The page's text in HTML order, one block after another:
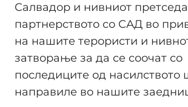
Салвадор и нивниот
партнерството со САД во
на нашите терористи и
затворање за да се соочат со
последиците од насилството
направиле во нашите